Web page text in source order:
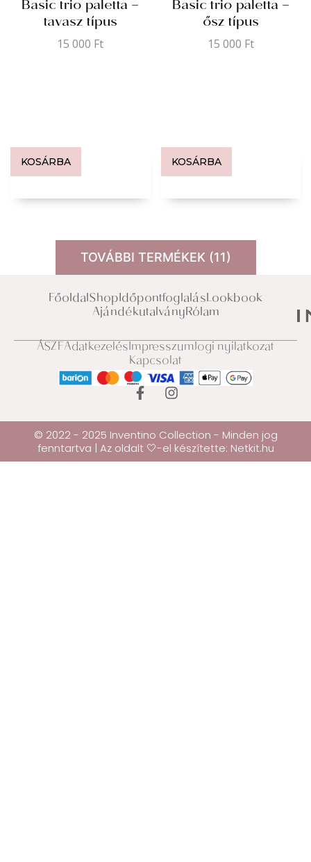
Basic trio paletta –
tavasz típus
15 000 Ft
KOSÁRBA
Basic trio paletta –
ősz típus
15 000 Ft
KOSÁRBA
TOVÁBBI TERMÉKEK (11)
FőoldalShopIdőpontfoglalásLookbook
AjándékutalványRólam
ÁSZFAdatkezelésImpresszumJogi nyilatkozat
Kapcsolat
© 2022 - 2025 Inventino Collection - Minden jog
fenntartva | Az oldalt 🤍-el készítette: Netkit.hu